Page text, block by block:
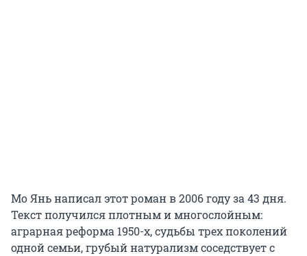
Мо Янь написал этот роман в 2006 году за 43 дня.
Текст получился плотным и многослойным:
аграрная реформа 1950-х, судьбы трех поколений
одной семьи, грубый натурализм соседствует с